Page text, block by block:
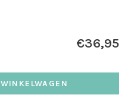
€36,95